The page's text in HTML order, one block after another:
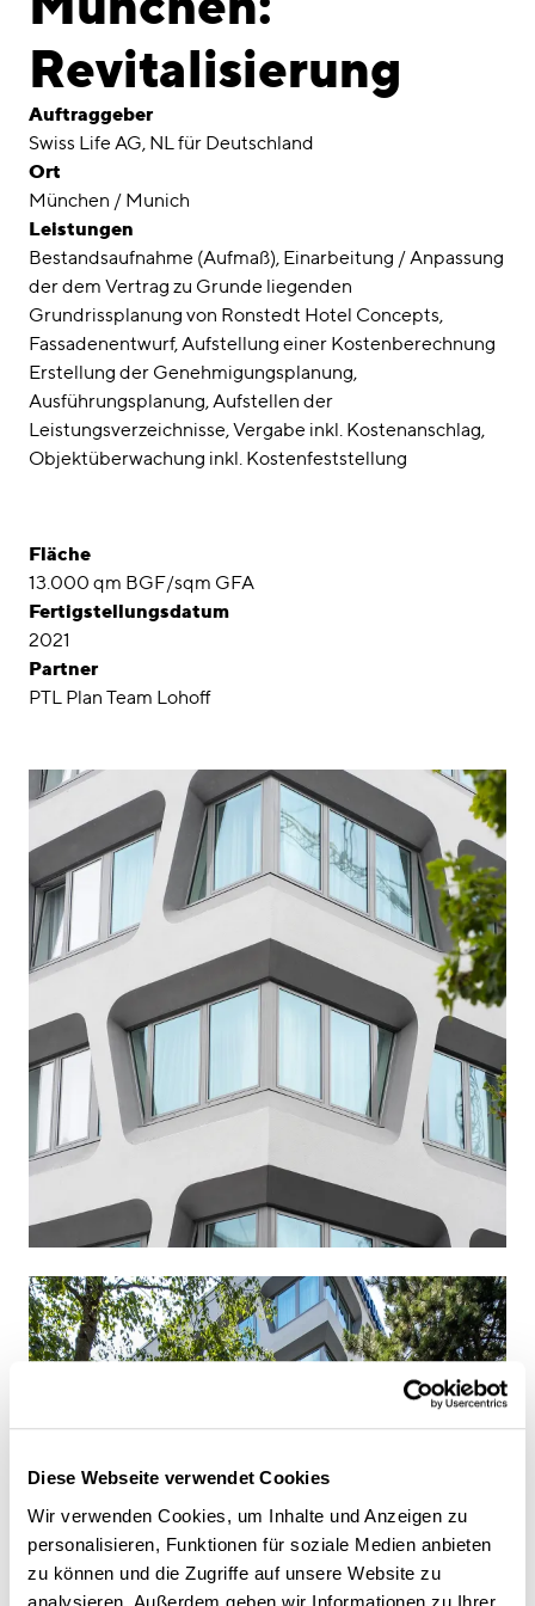
Diese Webseite verwendet Cookies
Wir verwenden Cookies, um Inhalte und Anzeigen zu
personalisieren, Funktionen für soziale Medien anbieten
zu können und die Zugriffe auf unsere Website zu
analysieren. Außerdem geben wir Informationen zu Ihrer
Awards
Karriere
Standorte
linkedininstagram
Deutsch
English
Impressum
Datenschutz
Revitalisierung
Auftraggeber
Swiss Life AG, NL für Deutschland
Ort
München / Munich
Leistungen
Bestandsaufnahme (Aufmaß), Einarbeitung / Anpassung
der dem Vertrag zu Grunde liegenden
Grundrissplanung von Ronstedt Hotel Concepts,
Fassadenentwurf, Aufstellung einer Kostenberechnung
Erstellung der Genehmigungsplanung,
Ausführungsplanung, Aufstellen der
Leistungsverzeichnisse, Vergabe inkl. Kostenanschlag,
Objektüberwachung inkl. Kostenfeststellung
Fläche
13.000 qm BGF/sqm GFA
Fertigstellungsdatum
2021
Partner
PTL Plan Team Lohoff